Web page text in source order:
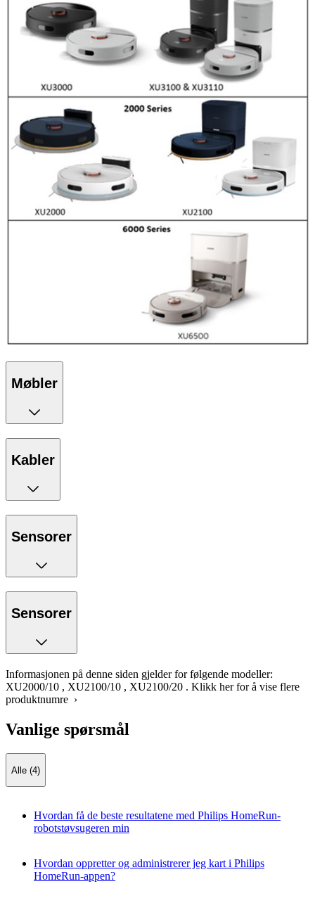
Møbler
Kabler
Sensorer
Sensorer
Informasjonen på denne siden gjelder for følgende modeller:
XU2000/10 , XU2100/10 , XU2100/20 . Klikk her for å vise flere
produktnumre ›
Vanlige spørsmål
Alle (4)
Hvordan få de beste resultatene med Philips HomeRun-
robotstøvsugeren min
Hvordan oppretter og administrerer jeg kart i Philips
HomeRun-appen?